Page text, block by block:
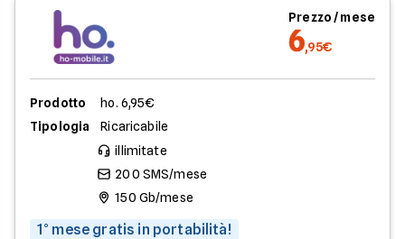
Prezzo / mese
6,95€
Prodotto
ho. 6,95€
Tipologia
Ricaricabile
illimitate
200 SMS/mese
150 Gb/mese
1° mese gratis in portabilità!